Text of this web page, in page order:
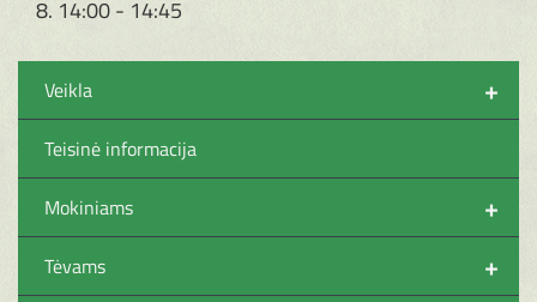
8. 14:00 - 14:45
+
Veikla
Teisinė informacija
+
Mokiniams
+
Tėvams